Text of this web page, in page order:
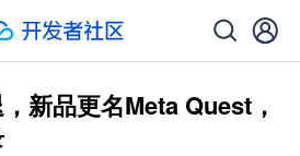
新品更名Meta Quest，